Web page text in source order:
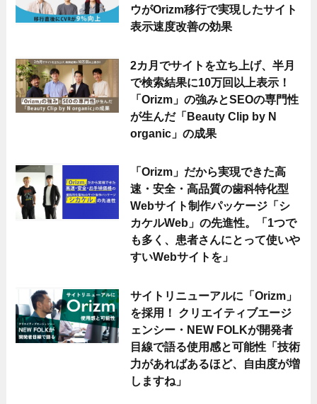
ウがOrizm移行で実現したサイト
表示速度改善の効果
2カ月でサイトを立ち上げ、半月
で検索結果に10万回以上表示！
「Orizm」の強みとSEOの専門性
が生んだ「Beauty Clip by N
organic」の成果
「Orizm」だから実現できた高
速・安全・高品質の歯科特化型
Webサイト制作パッケージ「シ
カケルWeb」の先進性。「1つで
も多く、患者さんにとって使いや
すいWebサイトを」
サイトリニューアルに「Orizm」
を採用！ クリエイティブエージ
ェンシー・NEW FOLKが開発者
目線で語る使用感と可能性「技術
力があればあるほど、自由度が増
しますね」